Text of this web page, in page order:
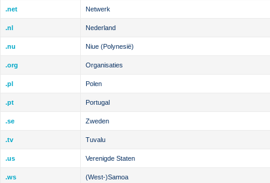
.net Netwerk
.nl Nederland
.nu Niue (Polynesië)
.org Organisaties
.pl Polen
.pt Portugal
.se Zweden
.tv Tuvalu
.us Verenigde Staten
.ws (West-)Samoa